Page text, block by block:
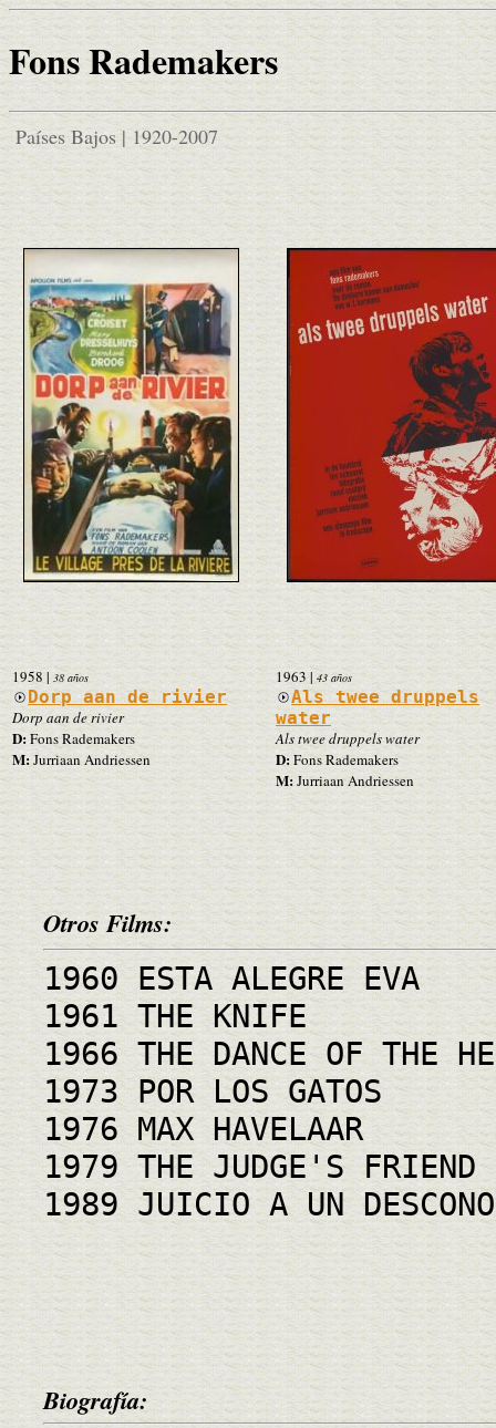
Fons Rademakers
Países Bajos | 1920-2007
1958 | 38 años
Dorp aan de rivier
Dorp aan de rivier
D:Fons Rademakers
M:Jurriaan Andriessen
1963 | 43 años
Als twee druppels
water
Als twee druppels water
D: Fons Rademakers
M: Jurriaan Andriessen
Otros Films:
1960 ESTA ALEGRE EVA
1961 THE KNIFE
1966 THE DANCE OF THE
1973 POR LOS GATOS
1976 MAX HAVELAAR
1979 THE JUDGE'S FRIEND
1989 JUICIO A UN
Biografía: